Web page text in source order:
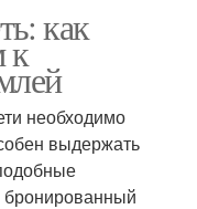
как
к
необходимо
выдержать
бронированный